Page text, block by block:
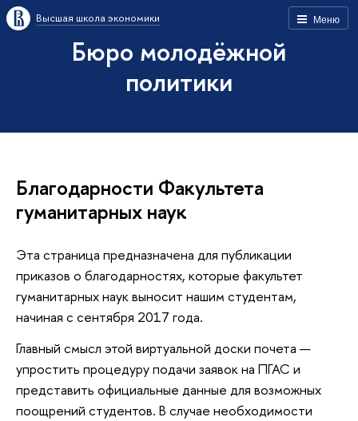
Меню
Высшая школа экономики
Бюро молодёжной
политики
Благодарности Факультета
гуманитарных наук
Эта страница предназначена для публикации
приказов о благодарностях, которые факультет
гуманитарных наук выносит нашим студентам,
начиная с сентября 2017 года.
Главный смысл этой виртуальной доски почета —
упростить процедуру подачи заявок на ПГАС и
представить официальные данные для возможных
поощрений студентов. В случае необходимости